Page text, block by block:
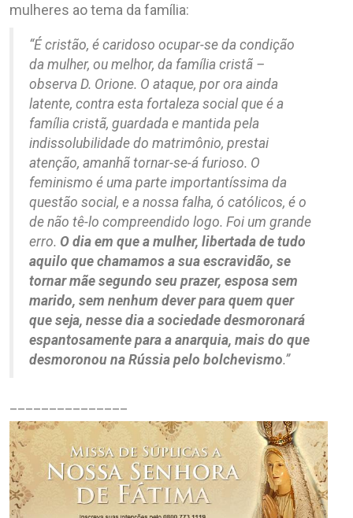
mulheres ao tema da família:
“É cristão, é caridoso ocupar-se da condição
da mulher, ou melhor, da família cristã –
observa D. Orione. O ataque, por ora ainda
latente, contra esta fortaleza social que é a
família cristã, guardada e mantida pela
indissolubilidade do matrimônio, prestai
atenção, amanhã tornar-se-á furioso. O
feminismo é uma parte importantíssima da
questão social, e a nossa falha, ó católicos, é o
de não tê-lo compreendido logo. Foi um grande
erro. O dia em que a mulher, libertada de tudo
aquilo que chamamos a sua escravidão, se
tornar mãe segundo seu prazer, esposa sem
marido, sem nenhum dever para quem quer
que seja, nesse dia a sociedade desmoronará
espantosamente para a anarquia, mais do que
desmoronou na Rússia pelo bolchevismo.”